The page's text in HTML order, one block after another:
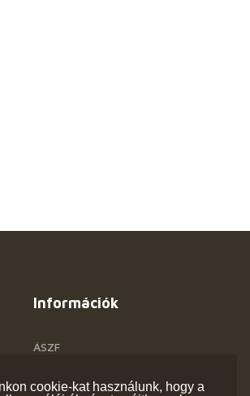
cookie-kat használunk, hogy a
Információk
ÁSZF